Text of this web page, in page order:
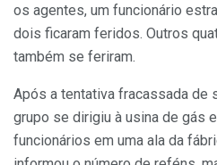
os agentes, um funcionário
dois ficaram feridos. Outros
também se feriram.
Após a tentativa fracassada de
grupo se dirigiu à usina de gás
funcionários em uma ala da